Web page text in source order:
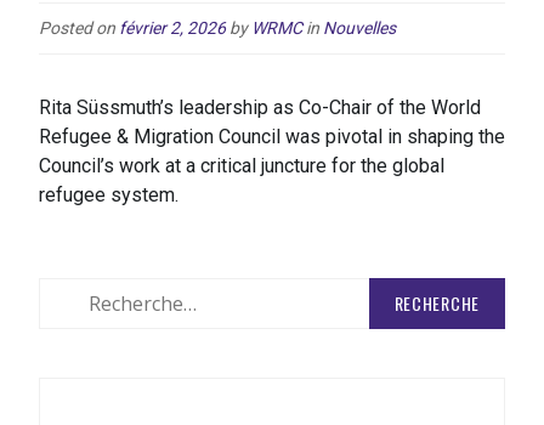
Posted on février 2, 2026 by WRMC in Nouvelles
Rita Süssmuth’s leadership as Co-Chair of the World
Refugee & Migration Council was pivotal in shaping the
Council’s work at a critical juncture for the global
refugee system.